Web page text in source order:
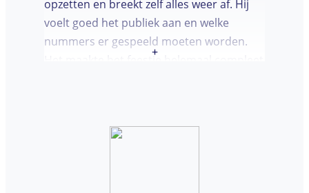
opzetten en breekt zelf alles weer af. Hij
voelt goed het publiek aan en welke
nummers er gespeeld moeten worden.
Het maakte het feestje helemaal compleet
+